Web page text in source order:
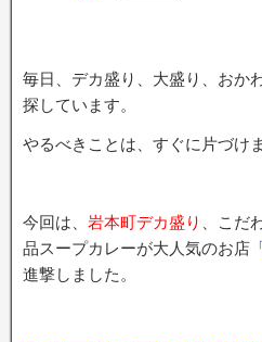
毎日、デカ盛り、大盛り、おか
探しています。
やるべきことは、すぐに片づけ
今回は、 岩本町デカ盛り
、こだ
品スープカレーが大人気のお店
進撃しました。